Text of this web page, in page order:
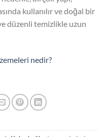
kullanılır ve doğal bir
düzenli temizlikle uzun
nedir?